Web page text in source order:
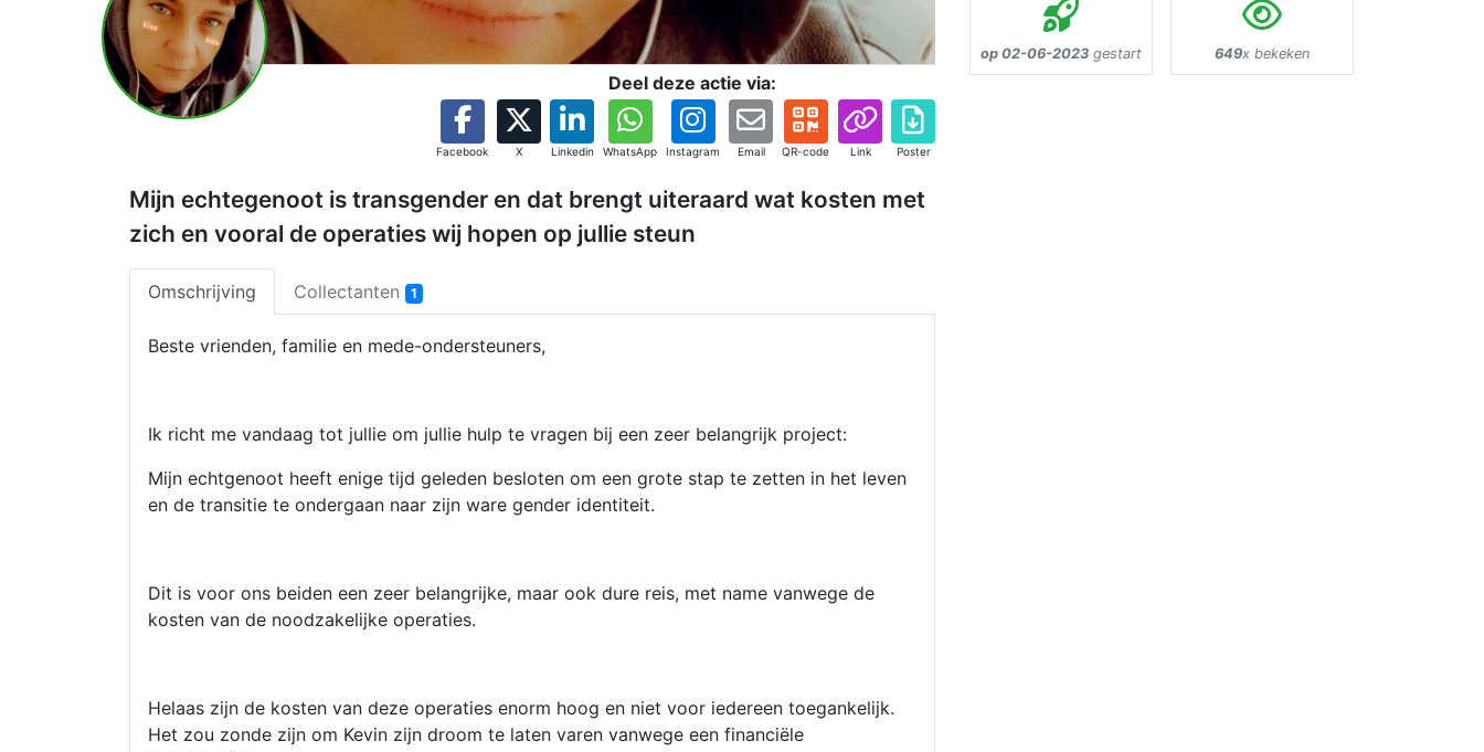
Deel deze actie via:
Facebook X Linkedin WhatsApp Instagram Email QR-code Link Poster
Mijn echtegenoot is transgender en dat brengt uiteraard wat kosten met
zich en vooral de operaties wij hopen op jullie steun
Omschrijving Collectanten 1
Beste vrienden, familie en mede-ondersteuners,
Ik richt me vandaag tot jullie om jullie hulp te vragen bij een zeer belangrijk project:
Mijn echtgenoot heeft enige tijd geleden besloten om een grote stap te zetten in het leven
en de transitie te ondergaan naar zijn ware gender identiteit.
Dit is voor ons beiden een zeer belangrijke, maar ook dure reis, met name vanwege de
kosten van de noodzakelijke operaties.
Helaas zijn de kosten van deze operaties enorm hoog en niet voor iedereen toegankelijk.
Het zou zonde zijn om Kevin zijn droom te laten varen vanwege een financiële
op 02-06-2023 gestart 649x bekeken